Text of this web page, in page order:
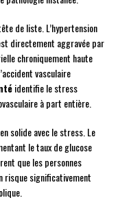
de liste. L’hypertension
directement aggravée par
chroniquement haute
vasculaire
identifie le stress
à part entière.
solide avec le stress. Le
le taux de glucose
que les personnes
risque significativement